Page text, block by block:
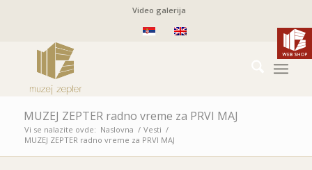
Video galerija
MUZEJ ZEPTER radno vreme za PRVI MAJ
Vi se nalazite ovde: Naslovna / Vesti /
MUZEJ ZEPTER radno vreme za PRVI MAJ